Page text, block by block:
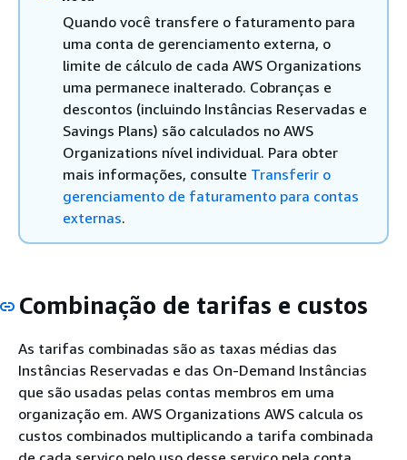
Quando você transfere o faturamento para
uma conta de gerenciamento externa, o
limite de cálculo de cada AWS Organizations
uma permanece inalterado. Cobranças e
descontos (incluindo Instâncias Reservadas e
Savings Plans) são calculados no AWS
Organizations nível individual. Para obter
mais informações, consulte Transferir o
gerenciamento de faturamento para contas
externas.
Combinação de tarifas e custos
As tarifas combinadas são as taxas médias das
Instâncias Reservadas e das On-Demand Instâncias
que são usadas pelas contas membros em uma
organização em. AWS Organizations AWS calcula os
custos combinados multiplicando a tarifa combinada